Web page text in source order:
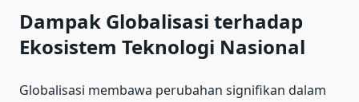
Dampak Globalisasi terhadap
Ekosistem Teknologi Nasional
Globalisasi membawa perubahan signifikan dalam